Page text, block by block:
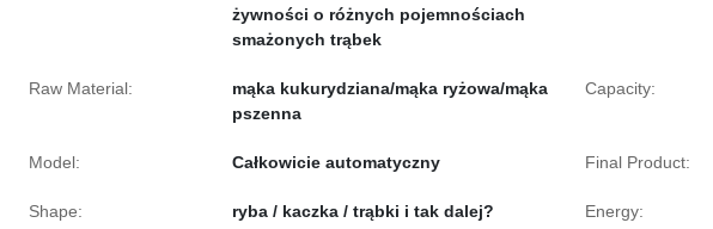
żywności o różnych pojemnościach
smażonych trąbek
Raw Material:
mąka kukurydziana/mąka ryżowa/mąka
pszenna
Capacity:
Model: Całkowicie automatyczny Final Product:
Shape: ryba / kaczka / trąbki i tak dalej? Energy: